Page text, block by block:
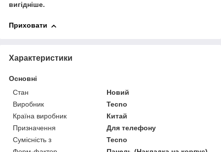
вигідніше.
Приховати
Характеристики
Основні
Стан
Новий
Виробник
Tecno
Країна виробник
Китай
Призначення
Для телефону
Сумісність з
Tecno